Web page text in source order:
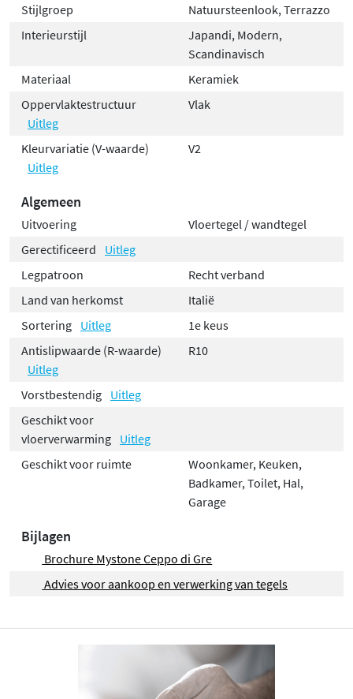
Stijlgroep
Natuursteenlook, Terrazzo
Interieurstijl
Japandi, Modern,
Scandinavisch
Materiaal
Keramiek
Oppervlaktestructuur
Uitleg
Vlak
Kleurvariatie (V-waarde)
Uitleg
V2
Algemeen
Uitvoering
Vloertegel / wandtegel
Gerectificeerd
Uitleg
Legpatroon
Recht verband
Land van herkomst
Italië
Sortering Uitleg
1e keus
Antislipwaarde (R-waarde)
Uitleg
R10
Vorstbestendig Uitleg
Geschikt voor
vloerverwarming Uitleg
Geschikt voor ruimte
Woonkamer, Keuken,
Badkamer, Toilet, Hal,
Garage
Bijlagen
Brochure Mystone Ceppo di Gre
Advies voor aankoop en verwerking van tegels